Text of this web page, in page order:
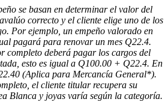
se basan en determinar el valor del
correcto y el cliente elige uno de los
Por ejemplo, un empeño valorado en
pagará para renovar un mes Q22.4.
completo deberá pagar los cargos del
esto es igual a Q100.00 + Q22.4. En
(Aplica para Mercancía General*).
el cliente titular recupera su
Blanca y joyas varía según la categoría.